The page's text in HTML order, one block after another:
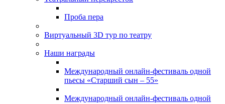
Проба пера
Виртуальный 3D тур по театру
Наши награды
Международный онлайн-фестиваль одной
пьесы «Старший сын – 55»
Международный онлайн-фестиваль одной